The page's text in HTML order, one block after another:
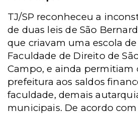
TJ/SP reconheceu a
de duas leis de São
que criavam uma escola
Faculdade de Direito de
Campo, e ainda permitiam
prefeitura aos saldos
faculdade, demais
municipais. De acordo